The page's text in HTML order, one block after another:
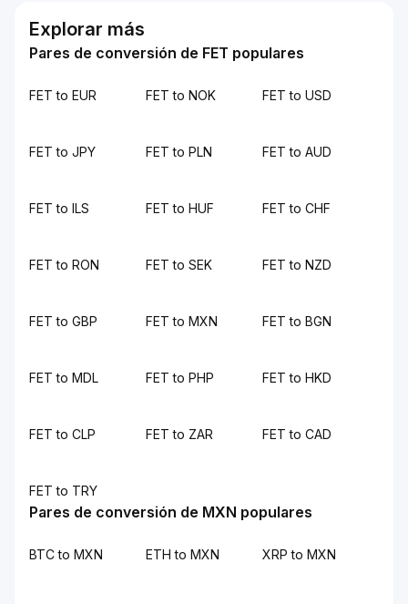
Explorar más
Pares de conversión de FET populares
FET to EUR FET to NOK FET to USD
FET to JPY FET to PLN FET to AUD
FET to ILS FET to HUF FET to CHF
FET to RON FET to SEK FET to NZD
FET to GBP FET to MXN FET to BGN
FET to MDL FET to PHP FET to HKD
FET to CLP FET to ZAR FET to CAD
FET to TRY
Pares de conversión de MXN populares
BTC to MXN ETH to MXN XRP to MXN